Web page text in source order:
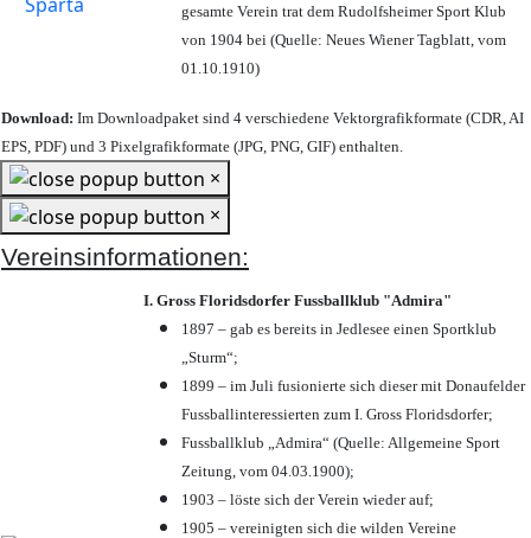
gesamte Verein trat dem Rudolfsheimer Sport Klub
von 1904 bei (Quelle: Neues Wiener Tagblatt, vom
01.10.1910)
Download: Im Downloadpaket sind 4 verschiedene Vektorgrafikformate (CDR, AI
EPS, PDF) und 3 Pixelgrafikformate (JPG, PNG, GIF) enthalten.
×
×
Vereinsinformationen:
I. Gross Floridsdorfer Fussballklub "Admira"
1897 – gab es bereits in Jedlesee einen Sportklub
„Sturm“;
1899 – im Juli fusionierte sich dieser mit Donaufelder
Fussballinteressierten zum I. Gross Floridsdorfer;
Fussballklub „Admira“ (Quelle: Allgemeine Sport
Zeitung, vom 04.03.1900);
1903 – löste sich der Verein wieder auf;
1905 – vereinigten sich die wilden Vereine